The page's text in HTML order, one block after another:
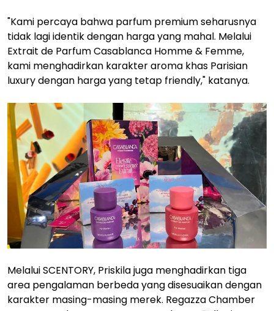
"Kami percaya bahwa parfum premium seharusnya
tidak lagi identik dengan harga yang mahal. Melalui
Extrait de Parfum Casablanca Homme & Femme,
kami menghadirkan karakter aroma khas Parisian
luxury dengan harga yang tetap friendly," katanya.
Melalui SCENTORY, Priskila juga menghadirkan tiga
area pengalaman berbeda yang disesuaikan dengan
karakter masing-masing merek. Regazza Chamber